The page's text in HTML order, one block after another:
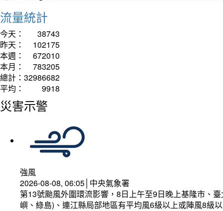
流量統計
今天：
38743
昨天：
102175
本週：
672010
本月：
783205
總計： 32986682
平均：
9918
災害示警
強風
2026-08-08, 06:05│中央氣象署
第13號颱風外圍環流影響，8日上午至9日晚上基隆市、
嶼、綠島)、連江縣局部地區有平均風6級以上或陣風8級